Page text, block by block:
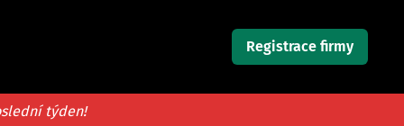
Registrace firmy
týden!